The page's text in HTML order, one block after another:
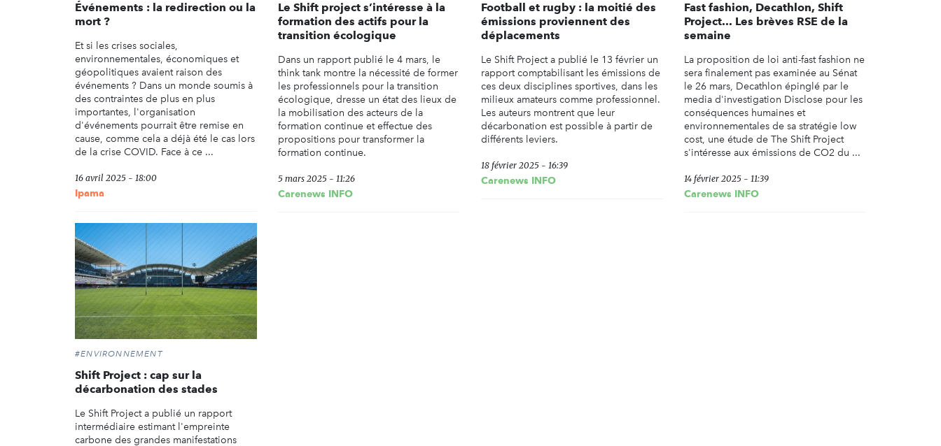
Événements : la redirection ou la
mort ?
Et si les crises sociales,
environnementales, économiques et
géopolitiques avaient raison des
événements ? Dans un monde soumis à
des contraintes de plus en plus
importantes, l'organisation
d'événements pourrait être remise en
cause, comme cela a déjà été le cas lors
de la crise COVID. Face à ce ...
16 avril 2025 - 18:00
Ipama
Le Shift project s’intéresse à la
formation des actifs pour la
transition écologique
Dans un rapport publié le 4 mars, le
think tank montre la nécessité de former
les professionnels pour la transition
écologique, dresse un état des lieux de
la mobilisation des acteurs de la
formation continue et effectue des
propositions pour transformer la
formation continue.
5 mars 2025 - 11:26
Carenews INFO
Football et rugby : la moitié des
émissions proviennent des
déplacements
Le Shift Project a publié le 13 février un
rapport comptabilisant les émissions de
ces deux disciplines sportives, dans les
milieux amateurs comme professionnel.
Les auteurs montrent que leur
décarbonation est possible à partir de
différents leviers.
18 février 2025 - 16:39
Carenews INFO
Fast fashion, Decathlon, Shift
Project... Les brèves RSE de la
semaine
La proposition de loi anti-fast fashion ne
sera finalement pas examinée au Sénat
le 26 mars, Decathlon épinglé par le
media d'investigation Disclose pour les
conséquences humaines et
environnementales de sa stratégie low
cost, une étude de The Shift Project
s'intéresse aux émissions de CO2 du ...
14 février 2025 - 11:39
Carenews INFO
#ENVIRONNEMENT
Shift Project : cap sur la
décarbonation des stades
Le Shift Project a publié un rapport
intermédiaire estimant l'empreinte
carbone des grandes manifestations